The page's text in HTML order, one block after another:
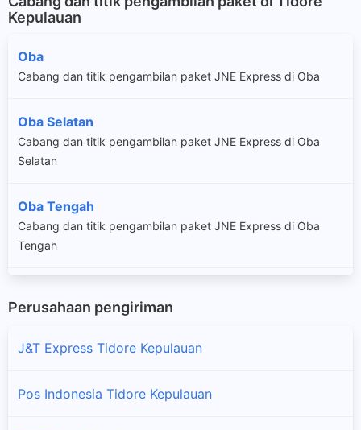
Kepulauan
Oba
Cabang dan titik pengambilan paket JNE Express di Oba
Oba Selatan
Cabang dan titik pengambilan paket JNE Express di Oba
Selatan
Oba Tengah
Cabang dan titik pengambilan paket JNE Express di Oba
Tengah
Cabang dan titik pengambilan paket JNE Express di Oba
Cabang dan titik pengambilan paket JNE Express di Tidore
Perusahaan pengiriman
J&T Express Tidore Kepulauan
Pos Indonesia Tidore Kepulauan